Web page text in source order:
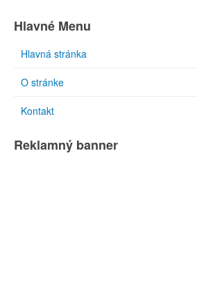
Hlavné Menu
Hlavná stránka
O stránke
Kontakt
Reklamný banner